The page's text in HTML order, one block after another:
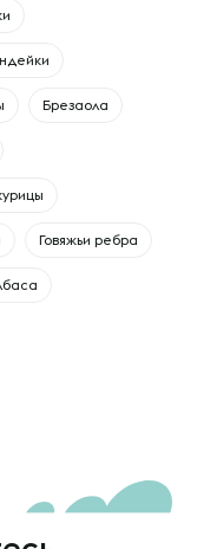
Брезаола
Говяжьи ребра